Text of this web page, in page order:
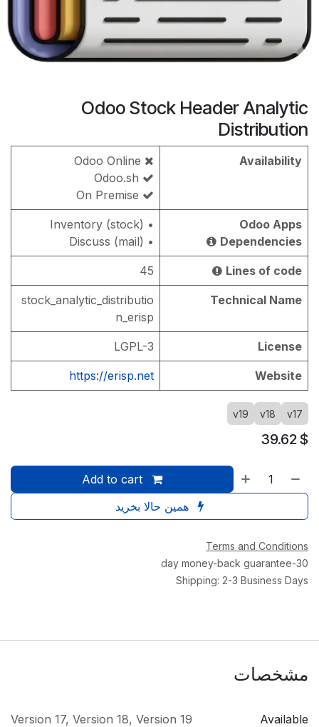
Odoo Stock Header Analytic
Distribution
Availability
Odoo Apps
Dependencies
• Inventory (stock)
• Discuss (mail)
Lines of code
45
Technical Name
stock_analytic_distributio
n_erisp
License
LGPL-3
Website
https://erisp.net
v17
v18
v19
$
39.62
Add to cart
همین حالا بخرید
Terms and Conditions
30-day money-back guarantee
Shipping: 2-3 Business Days
مشخصات
Available
Version 17, Version 18, Version 19